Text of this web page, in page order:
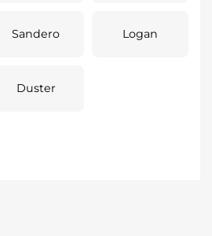
Sandero Logan
Duster